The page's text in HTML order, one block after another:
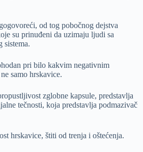
od tog pobočnog dejstva
su prinuđeni da uzimaju ljudi sa
sistema.
pri bilo kakvim negativnim
samo hrskavice.
zglobne kapsule, predstavlja
tečnosti, koja predstavlja podmazivač
hrskavice, štiti od trenja i oštećenja.